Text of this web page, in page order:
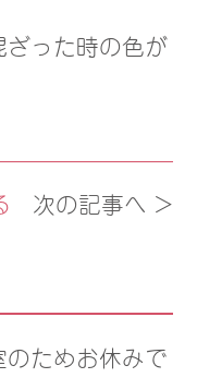
った時の色が
次の記事へ >
ためお休みで